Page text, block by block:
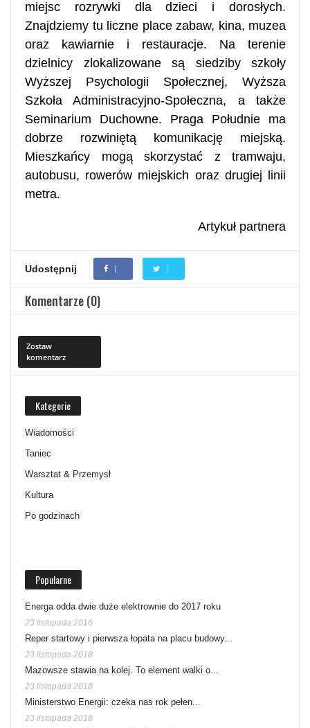
miejsc rozrywki dla dzieci i dorosłych.
Znajdziemy tu liczne place zabaw, kina, muzea
oraz kawiarnie i restauracje. Na terenie
dzielnicy zlokalizowane są siedziby szkoły
Wyższej Psychologii Społecznej, Wyższa
Szkoła Administracyjno-Społeczna, a także
Seminarium Duchowne. Praga Południe ma
dobrze rozwiniętą komunikację miejską.
Mieszkańcy mogą skorzystać z tramwaju,
autobusu, rowerów miejskich oraz drugiej linii
metra.
Artykuł partnera
Udostępnij
Komentarze (0)
Zostaw
komentarz
Kategorie
Wiadomości
Taniec
Warsztat & Przemysł
Kultura
Po godzinach
Popularne
Energa odda dwie duże elektrownie do 2017 roku
23 listopada 2016
Reper startowy i pierwsza łopata na placu budowy...
23 listopada 2018
Mazowsze stawia na kolej. To element walki o...
23 listopada 2018
Ministerstwo Energii: czeka nas rok pełen...
23 listopada 2018